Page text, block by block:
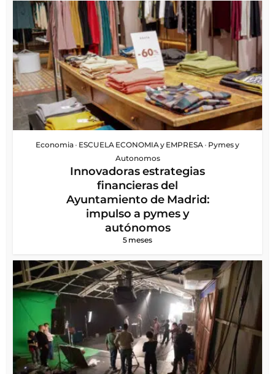
Economia • ESCUELA ECONOMIA y EMPRESA • Pymes y
Autonomos
Innovadoras estrategias
financieras del
Ayuntamiento de Madrid:
impulso a pymes y
autónomos
5 meses